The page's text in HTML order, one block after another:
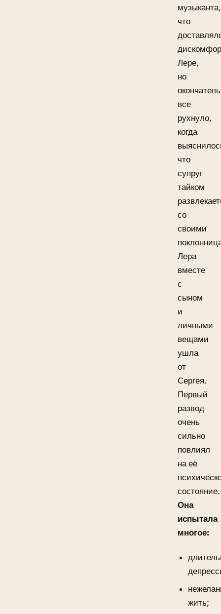
музыканта,
что
Лере,
но
все
рухнуло,
когда
что
супруг
тайком
со
своими
Лера
вместе
с
сыном
и
личными
вещами
ушла
от
Сергея.
Первый
развод
очень
сильно
повлиял
на её
состояние.
Она
испытала
многое:
жить;